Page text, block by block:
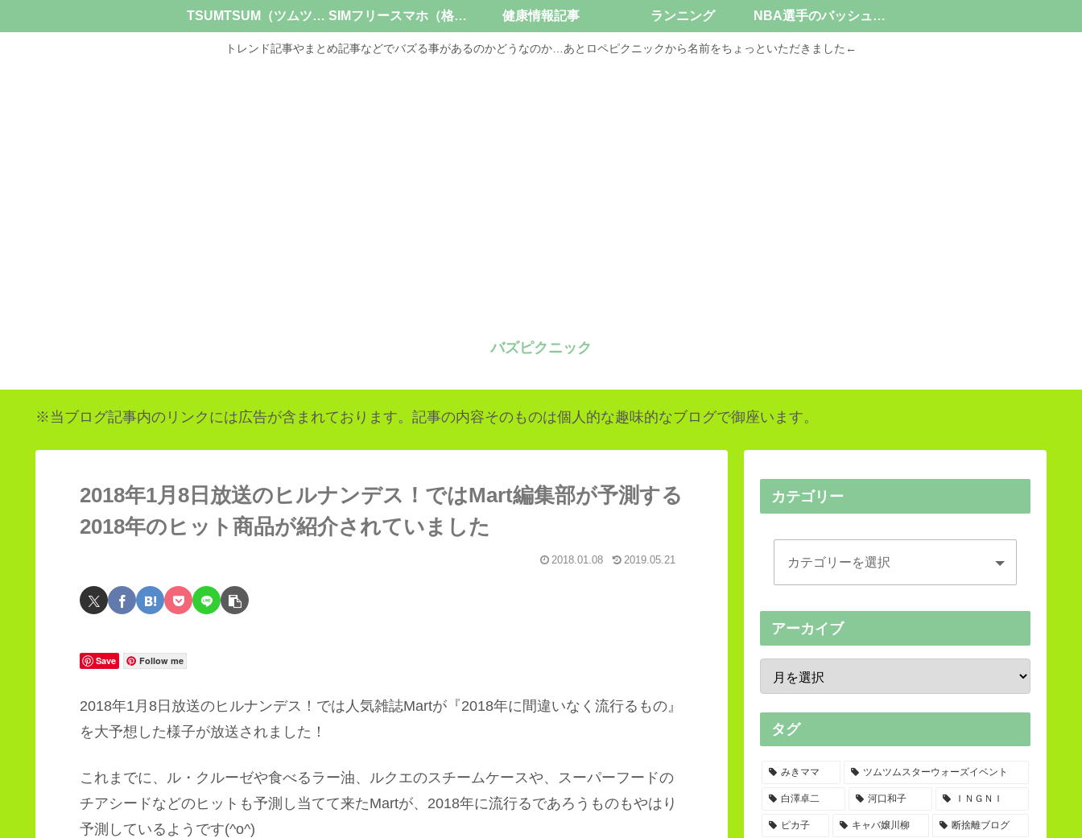
トレンド記事やまとめ記事などでバズる事があるのかどうなのか…あとロペピクニックから名前をちょっといただきました←
バズピクニック
TSUMTSUM（ツムツム） SIMフリースマホ（格安スマホ） 健康情報記事 ランニング NBA選手のバッシュ情報
※当ブログ記事内のリンクには広告が含まれております。記事の内容そのものは個人的な趣味的なブログで御座います。
2018年1月8日放送のヒルナンデス！ではMart編集部が予測する
2018年のヒット商品が紹介されていました
2018.01.08 2019.05.21
Save Follow me
2018年1月8日放送のヒルナンデス！では人気雑誌Martが『2018年に間違いなく流行るもの』
を大予想した様子が放送されました！
これまでに、ル・クルーゼや食べるラー油、ルクエのスチームケースや、スーパーフードの
チアシードなどのヒットも予測し当てて来たMartが、2018年に流行るであろうものもやはり
予測しているようです(^o^)
カテゴリー
アーカイブ
タグ
みきママ ツムツムスターウォーズイベント
白澤卓二 河口和子 ＩＮＧＮＩ
ピカ子 キャバ嬢川柳 断捨離ブログ